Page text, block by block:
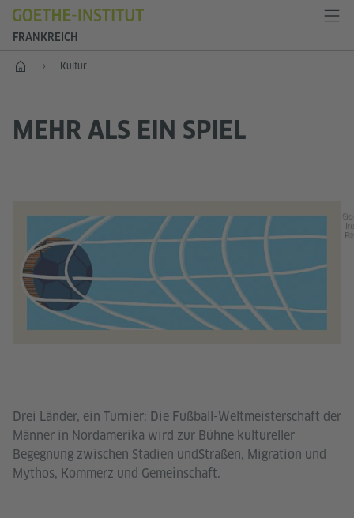
FRANKREICH
Start Kultur
MEHR ALS EIN SPIEL
Drei Länder, ein Turnier: Die Fußball-Weltmeisterschaft der
Männer in Nordamerika wird zur Bühne kultureller
Begegnung zwischen Stadien undStraßen, Migration und
Mythos, Kommerz und Gemeinschaft.